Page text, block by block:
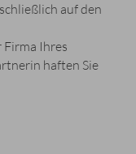
auf den
Firma Ihres
haften Sie